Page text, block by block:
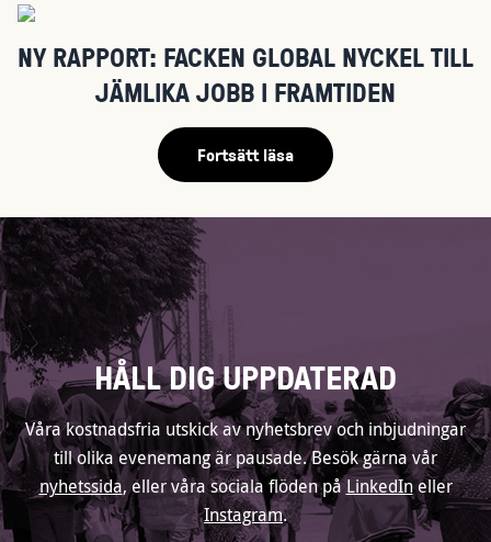
NY RAPPORT: FACKEN GLOBAL NYCKEL TILL
JÄMLIKA JOBB I FRAMTIDEN
Fortsätt läsa
HÅLL DIG UPPDATERAD
Våra kostnadsfria utskick av nyhetsbrev och inbjudningar
till olika evenemang är pausade. Besök gärna vår
nyhetssida, eller våra sociala flöden påLinkedIneller
Instagram.